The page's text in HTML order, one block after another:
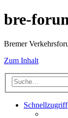
bre-
Bremer
Zum Inhalt
Schnellzugriff